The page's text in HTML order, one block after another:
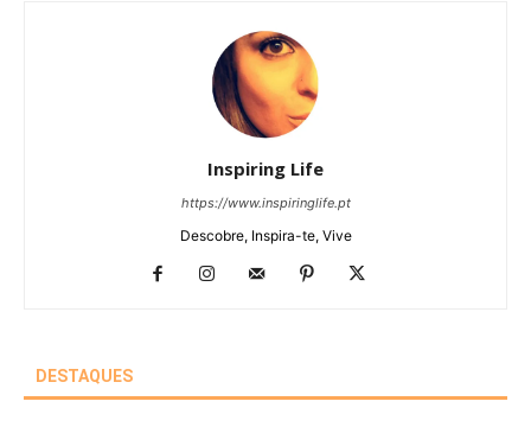
Inspiring Life
https://www.inspiringlife.pt
Descobre, Inspira-te, Vive
DESTAQUES